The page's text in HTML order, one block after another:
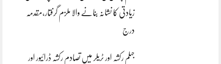
زیادتی کا نشانہ بنانے والا ملزم گرفتار،مقدمہ
درج
جہلم رکشہ اور ٹریلر میں تصادم رکشہ ڈرائیور اور